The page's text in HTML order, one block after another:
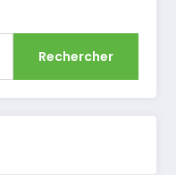
Rechercher